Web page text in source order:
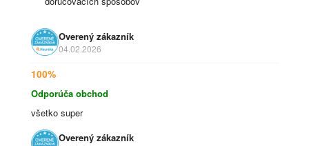
Overený zákazník
04.02.2026
100%
Odporúča obchod
všetko super
Overený zákazník